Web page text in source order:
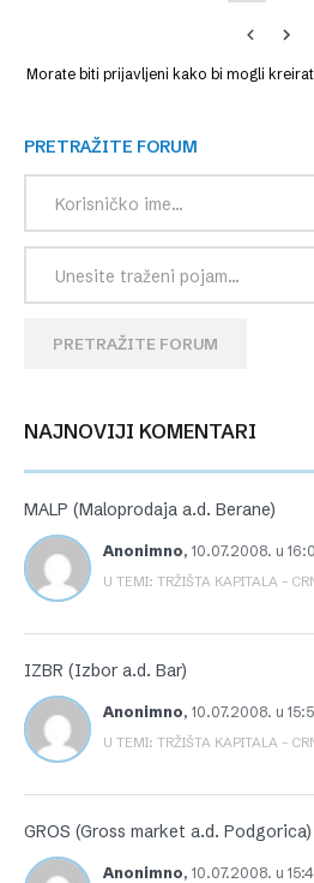
Morate biti prijavljeni kako bi mogli
PRETRAŽITE FORUM
PRETRAŽITE FORUM
NAJNOVIJI KOMENTARI
MALP (Maloprodaja a.d. Berane)
Anonimno, 10.07.2008. u
U TEMI: TRŽIŠTA KAPITALA –
IZBR (Izbor a.d. Bar)
Anonimno, 10.07.2008. u
U TEMI: TRŽIŠTA KAPITALA –
GROS (Gross market a.d. Podgorica)
Anonimno, 10.07.2008. u